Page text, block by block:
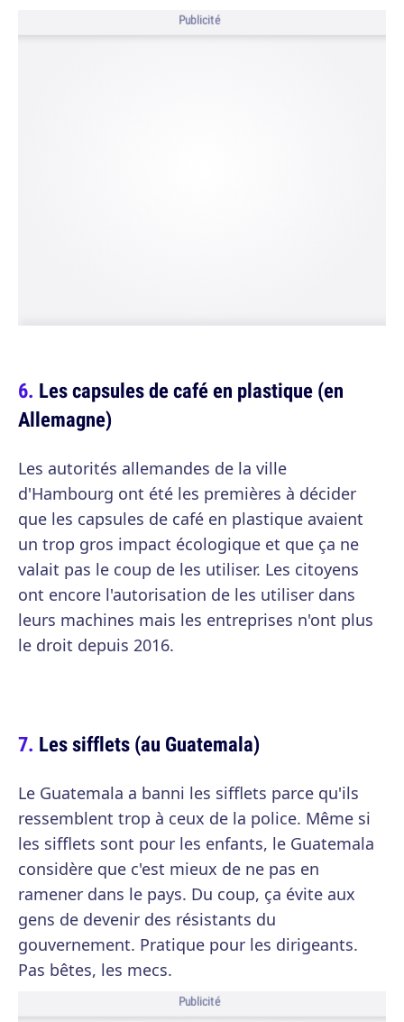
Publicité
Les capsules de café en plastique (en
Allemagne)
Les autorités allemandes de la ville
d'Hambourg ont été les premières à décider
que les capsules de café en plastique avaient
un trop gros impact écologique et que ça ne
valait pas le coup de les utiliser. Les citoyens
ont encore l'autorisation de les utiliser dans
leurs machines mais les entreprises n'ont plus
le droit depuis 2016.
Les sifflets (au Guatemala)
Le Guatemala a banni les sifflets parce qu'ils
ressemblent trop à ceux de la police. Même si
les sifflets sont pour les enfants, le Guatemala
considère que c'est mieux de ne pas en
ramener dans le pays. Du coup, ça évite aux
gens de devenir des résistants du
gouvernement. Pratique pour les dirigeants.
Pas bêtes, les mecs.
Publicité